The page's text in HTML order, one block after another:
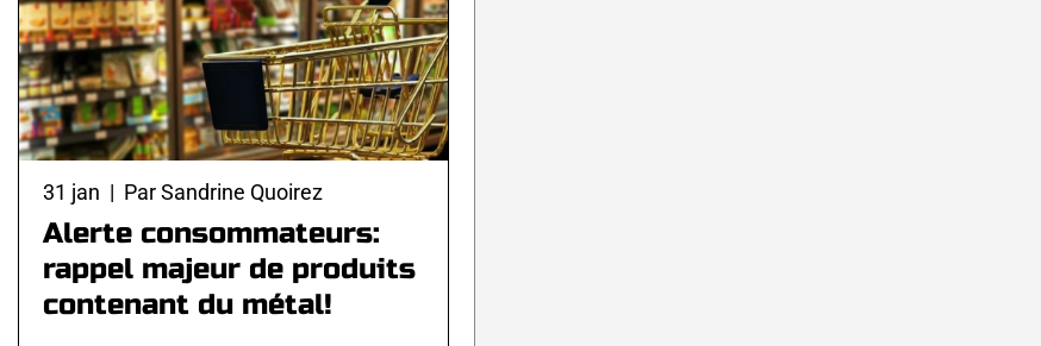
31 jan | Par Sandrine Quoirez
Alerte consommateurs:
rappel majeur de produits
contenant du métal!